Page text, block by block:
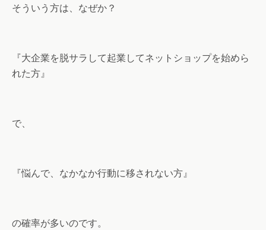
そういう方は、なぜか？
『大企業を脱サラして起業してネットショップを始めら
れた方』
で、
『悩んで、なかなか行動に移されない方』
の確率が多いのです。